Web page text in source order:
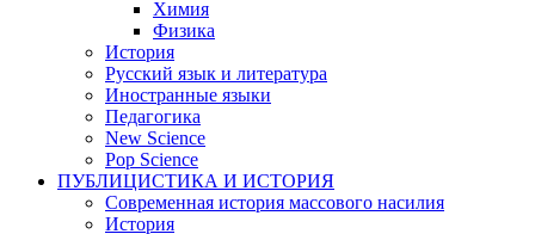
Химия
Физика
История
Русский язык и литература
Иностранные языки
Педагогика
New Science
Pop Science
ПУБЛИЦИСТИКА И ИСТОРИЯ
Современная история массового насилия
История